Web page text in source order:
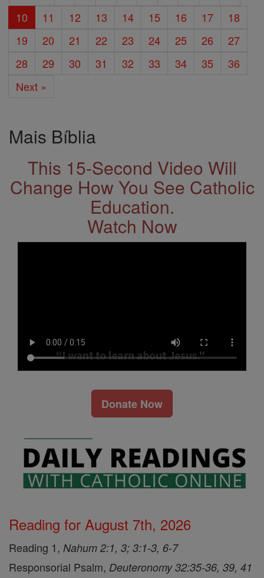
10
11 12 13 14 15 16 17
18
19
20 21 22 23 24 25 26
27
28
29 30 31 32 33 34 35
36
Next »
Mais Bíblia
This 15-Second Video Will
Change How You See Catholic
Education.
Watch Now
Donate Now
Reading for August 7th, 2026
Reading 1, Nahum 2:1, 3; 3:1-3, 6-7
Responsorial Psalm, Deuteronomy 32:35-36, 39, 41